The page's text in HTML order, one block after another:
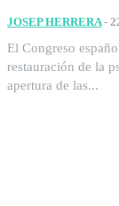
JOSEP HERRERA -
El Congreso
restauración de la
apertura de las...